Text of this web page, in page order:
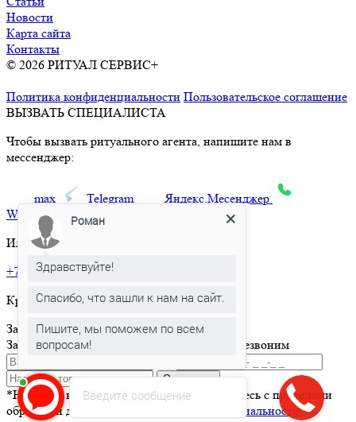
Новости
Карта сайта
Контакты
© 2026 РИТУАЛ СЕРВИС+
Политика конфиденциальности Пользовательское соглашение
ВЫЗВАТЬ СПЕЦИАЛИСТА
Чтобы вызвать ритуального агента, напишите нам в
мессенджер:
max Telegram
Яндекс.Месенджер
What’sApp
Или позвоните по телефону:
+7 495 150-36-47
Круглосуточная горячая линия
Заказать товар
Заполните и отправьте форму и мы вам перезвоним
Отправить
*Нажимая кнопку Отправить вы соглашаетесь с правилами
обработки данных и
политикой конфиденциальности
Введите сообщение
Роман
Здравствуйте!
Спасибо, что зашли к нам на сайт.
Пишите, мы поможем по всем
вопросам!